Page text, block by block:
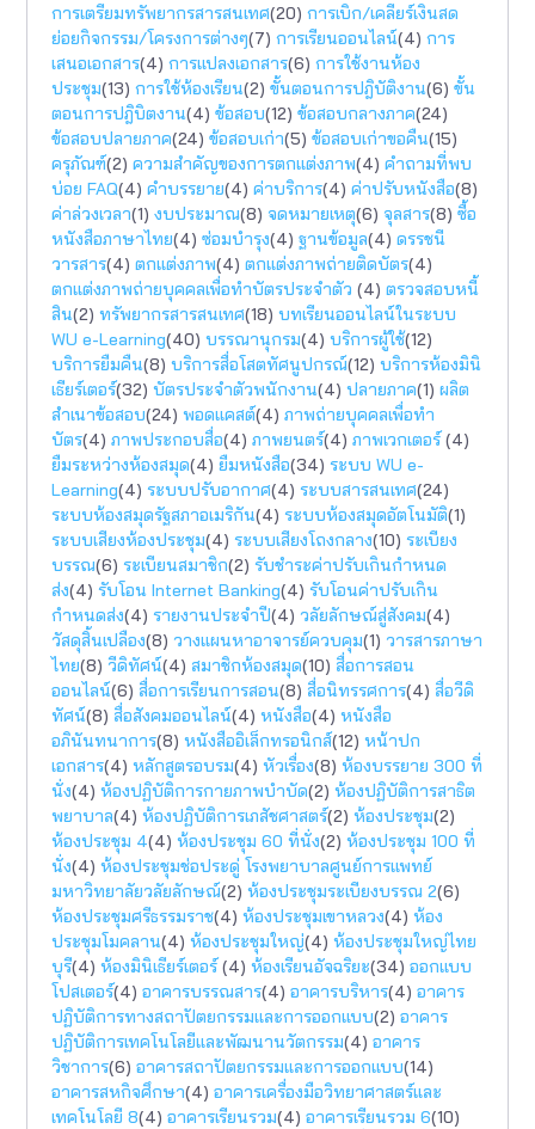
การเตรียมทรัพยากรสารสนเทศ(20) การเบิก/เคลียร์เงินสด
ย่อยกิจกรรม/โครงการต่างๆ(7) การเรียนออนไลน์(4) การ
เสนอเอกสาร(4) การแปลงเอกสาร(6) การใช้งานห้อง
ประชุม(13) การใช้ห้องเรียน(2) ขั้นตอนการปฎิบัติงาน(6) ขั้น
ตอนการปฎิบิตงาน(4) ข้อสอบ(12) ข้อสอบกลางภาค(24)
ข้อสอบปลายภาค(24) ข้อสอบเก่า(5) ข้อสอบเก่าขอคืน(15)
ครุภัณฑ์(2) ความสำคัญของการตกแต่งภาพ(4) คำถามที่พบ
บ่อย FAQ(4) คำบรรยาย(4) ค่าบริการ(4) ค่าปรับหนังสือ(8)
ค่าล่วงเวลา(1) งบประมาณ(8) จดหมายเหตุ(6) จุลสาร(8) ซื้อ
หนังสือภาษาไทย(4) ซ่อมบำรุง(4) ฐานข้อมูล(4) ดรรชนี
วารสาร(4) ตกแต่งภาพ(4) ตกแต่งภาพถ่ายติดบัตร(4)
ตกแต่งภาพถ่ายบุคคลเพื่อทำบัตรประจำตัว (4) ตรวจสอบหนี้
สิน(2) ทรัพยากรสารสนเทศ(18) บทเรียนออนไลน์ในระบบ
WU e-Learning(40) บรรณานุกรม(4) บริการผู้ใช้(12)
บริการยืมคืน(8) บริการสื่อโสตทัศนูปกรณ์(12) บริการห้องมินิ
เธียร์เตอร์(32) บัตรประจำตัวพนักงาน(4) ปลายภาค(1) ผลิต
สำเนาข้อสอบ(24) พอดแคสต์(4) ภาพถ่ายบุคคลเพื่อทำ
บัตร(4) ภาพประกอบสื่อ(4) ภาพยนตร์(4) ภาพเวกเตอร์(4)
ยืมระหว่างห้องสมุด(4) ยืมหนังสือ(34) ระบบ WU e-
Learning(4) ระบบปรับอากาศ(4) ระบบสารสนเทศ(24)
ระบบห้องสมุดรัฐสภาอเมริกัน(4) ระบบห้องสมุดอัตโนมัติ(1)
ระบบเสียงห้องประชุม(4) ระบบเสียงโถงกลาง(10) ระเบียง
บรรณ(6) ระเบียนสมาชิก(2) รับชำระค่าปรับเกินกำหนด
ส่ง(4) รับโอน Internet Banking(4) รับโอนค่าปรับเกิน
กำหนดส่ง(4) รายงานประจำปี(4) วลัยลักษณ์สู่สังคม(4)
วัสดุสิ้นเปลือง(8) วางแผนหาอาจารย์ควบคุม(1) วารสารภาษา
ไทย(8) วีดิทัศน์(4) สมาชิกห้องสมุด(10) สื่อการสอน
ออนไลน์(6) สื่อการเรียนการสอน(8) สื่อนิทรรศการ(4) สื่อวีดิ
ทัศน์(8) สื่อสังคมออนไลน์(4) หนังสือ(4) หนังสือ
อภินันทนาการ(8) หนังสืออิเล็กทรอนิกส์(12) หน้าปก
เอกสาร(4) หลักสูตรอบรม(4) หัวเรื่อง(8) ห้องบรรยาย 300 ที่
นั่ง(4) ห้องปฏิบัติการกายภาพบำบัด(2) ห้องปฏิบัติการสาธิต
พยาบาล(4) ห้องปฏิบัติการเภสัชศาสตร์(2) ห้องประชุม(2)
ห้องประชุม 4(4) ห้องประชุม 60 ที่นั่ง(2) ห้องประชุม 100 ที่
นั่ง(4) ห้องประชุมช่อประดู่ โรงพยาบาลศูนย์การแพทย์
มหาวิทยาลัยวลัยลักษณ์(2) ห้องประชุมระเบียงบรรณ 2(6)
ห้องประชุมศรีธรรมราช(4) ห้องประชุมเขาหลวง(4) ห้อง
ประชุมโมคลาน(4) ห้องประชุมใหญ่(4) ห้องประชุมใหญ่ไทย
บุรี(4) ห้องมินิเธียร์เตอร์(4) ห้องเรียนอัจฉริยะ(34) ออกแบบ
โปสเตอร์(4) อาคารบรรณสาร(4) อาคารบริหาร(4) อาคาร
ปฏิบัติการทางสถาปัตยกรรมเเละการออกแบบ(2) อาคาร
ปฏิบัติการเทคโนโลยีและพัฒนานวัตกรรม(4) อาคาร
วิชาการ(6) อาคารสถาปัตยกรรมและการออกแบบ(14)
อาคารสหกิจศึกษา(4) อาคารเครื่องมือวิทยาศาสตร์และ
เทคโนโลยี 8(4) อาคารเรียนรวม(4) อาคารเรียนรวม 6(10)